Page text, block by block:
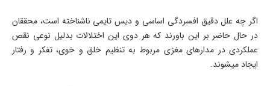
اگر چه علل دقیق افسردگی اساسی و دیس تایمی ناشناخته است، محققان
در حال حاضر بر این باورند که هر دوی این اختلالات بدلیل نوعی نقص
عملکردی در مدارهای مغزی مربوط به تنظیم خلق و خوی، تفکر و رفتار
ایجاد میشوند.